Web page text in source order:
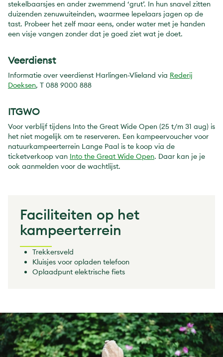
stekelbaarsjes en ander zwemmend ‘grut’. In hun snavel zitten
duizenden zenuwuiteinden, waarmee lepelaars jagen op de
tast. Probeer het zelf maar eens, onder water met je handen
een visje vangen zonder dat je goed ziet wat je doet.
Veerdienst
Informatie over veerdienst Harlingen-Vlieland via Rederij
Doeksen, T 088 9000 888
ITGWO
Voor verblijf tijdens Into the Great Wide Open (25 t/m 31 aug) is
het niet mogelijk om te reserveren. Een kampeervoucher voor
natuurkampeerterrein Lange Paal is te koop via de
ticketverkoop van Into the Great Wide Open. Daar kan je je
ook aanmelden voor de wachtlijst.
Faciliteiten op het
kampeerterrein
Trekkersveld
Kluisjes voor opladen telefoon
Oplaadpunt elektrische fiets